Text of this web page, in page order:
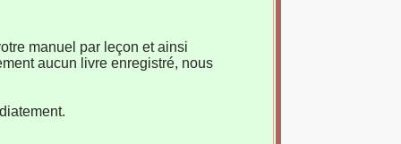
manuel par leçon et ainsi
aucun livre enregistré, nous